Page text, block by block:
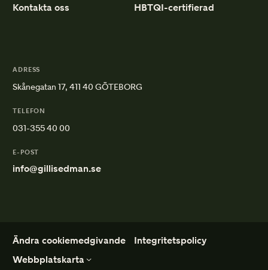
Kontakta oss
HBTQI-certifierad
ADRESS
Skånegatan 17, 411 40 GÖTEBORG
TELEFON
031-355 40 00
E-POST
info@gillisedman.se
Ändra cookiemedgivande
Integritetspolicy
Webbplatskarta